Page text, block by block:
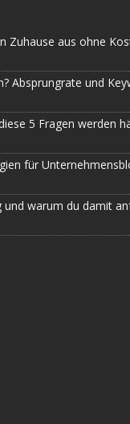
Zuhause aus ohne
Absprungrate und
5 Fragen werden
für
warum du damit